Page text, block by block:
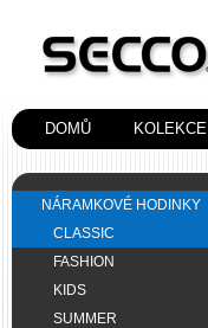
DOMŮ KOLEKCE
NÁRAMKOVÉ HODINKY
CLASSIC
FASHION
KIDS
SUMMER